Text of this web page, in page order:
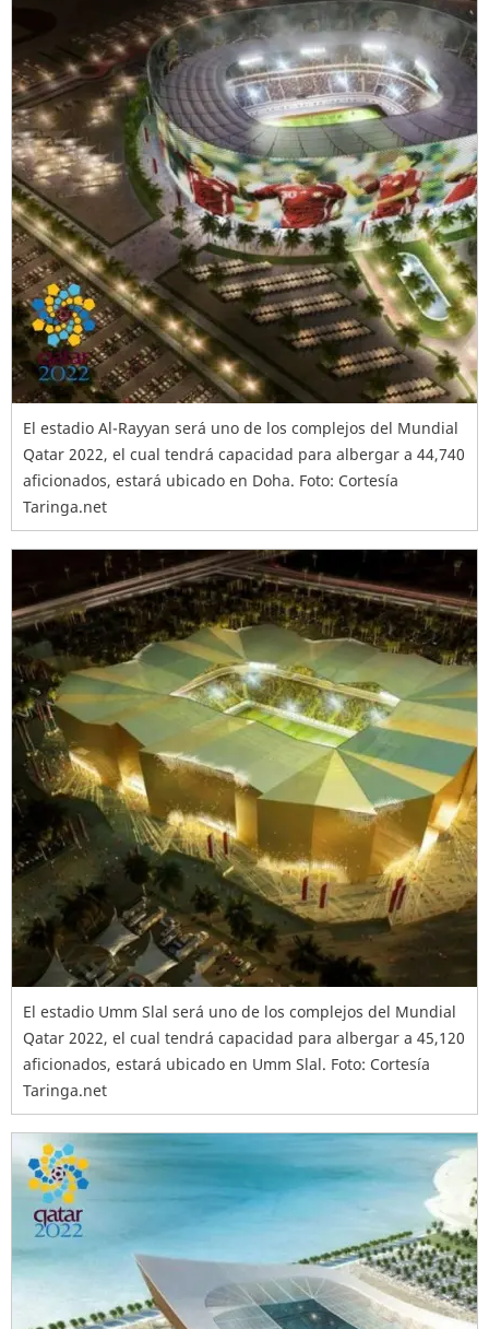
El estadio Al-Rayyan será uno de los complejos del Mundial
Qatar 2022, el cual tendrá capacidad para albergar a 44,740
aficionados, estará ubicado en Doha. Foto: Cortesía
Taringa.net
El estadio Umm Slal será uno de los complejos del Mundial
Qatar 2022, el cual tendrá capacidad para albergar a 45,120
aficionados, estará ubicado en Umm Slal. Foto: Cortesía
Taringa.net